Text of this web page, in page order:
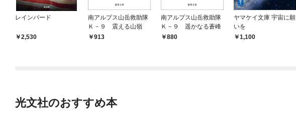
レインバード
2,530
南アルプス山岳救助隊
Ｋ－９ 震える山嶺
913
南アルプス山岳救助隊
Ｋ－９ 遥かなる蒼峰
880
ヤマケイ文庫 宇宙に願
いを
1,100
光文社のおすすめ本